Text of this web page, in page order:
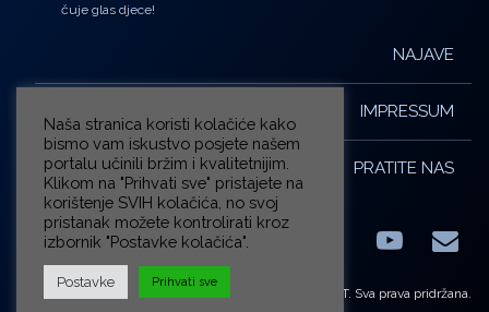
čuje glas djece!
NAJAVE
IMPRESSUM
PRATITE NAS
FacebookLinkedIn E-
© ZG-KULT. Sva prava pridržana.
Naša stranica koristi kolačiće kako
bismo vam iskustvo posjete našem
portalu učinili bržim i kvalitetnijim.
Klikom na "Prihvati sve" pristajete na
korištenje SVIH kolačića, no svoj
pristanak možete kontrolirati kroz
izbornik "Postavke kolačića".
Postavke Prihvati sve